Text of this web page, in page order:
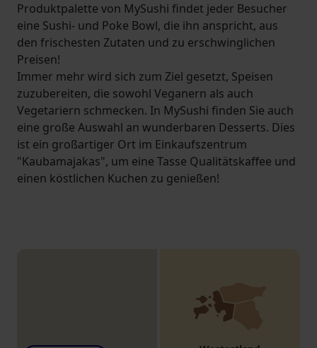
Produktpalette von MySushi findet jeder Besucher
eine Sushi- und Poke Bowl, die ihn anspricht, aus
den frischesten Zutaten und zu erschwinglichen
Preisen!
Immer mehr wird sich zum Ziel gesetzt, Speisen
zuzubereiten, die sowohl Veganern als auch
Vegetariern schmecken. In MySushi finden Sie auch
eine große Auswahl an wunderbaren Desserts. Dies
ist ein großartiger Ort im Einkaufszentrum
"Kaubamajakas", um eine Tasse Qualitätskaffee und
einen köstlichen Kuchen zu genießen!